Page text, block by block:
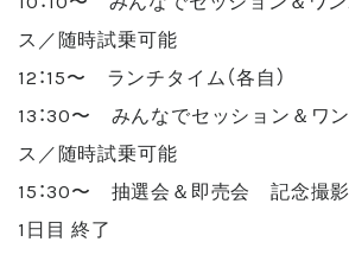
ス／随時試乗可能
12：15〜 ランチタイム（各自）
13：30〜 みんなでセッション＆ワ
ス／随時試乗可能
15：30〜 抽選会＆即売会 記念撮影
1日目 終了